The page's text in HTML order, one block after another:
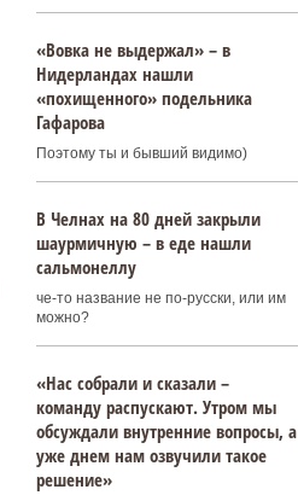
«Вовка не выдержал» – в
Нидерландах нашли
«похищенного» подельника
Гафарова
Поэтому ты и бывший видимо)
В Челнах на 80 дней закрыли
шаурмичную – в еде нашли
сальмонеллу
че-то название не по-русски, или им
можно?
«Нас собрали и сказали –
команду распускают. Утром мы
обсуждали внутренние вопросы, а
уже днем нам озвучили такое
решение»